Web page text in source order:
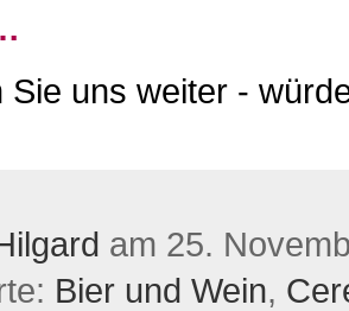
Sie uns weiter -
am 25.
Bier und Wein,